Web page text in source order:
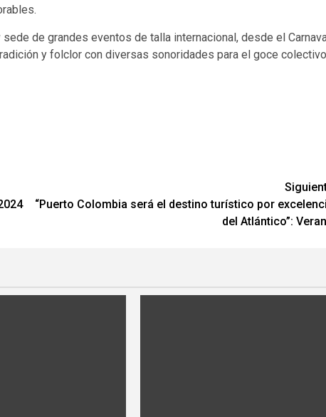
de grandes eventos de talla internacional, desde el
y folclor con diversas sonoridades para el goce colectivo
“Puerto Colombia será el destino turístico por
del Atlántico”: